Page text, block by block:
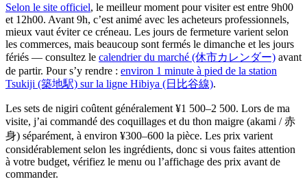
Selon le site officiel, le meilleur moment pour visiter est entre 9h00
et 12h00. Avant 9h, c’est animé avec les acheteurs professionnels,
mieux vaut éviter ce créneau. Les jours de fermeture varient selon
les commerces, mais beaucoup sont fermés le dimanche et les jours
fériés — consultez le calendrier du marché (休市カレンダー) avant
de partir. Pour s’y rendre : environ 1 minute à pied de la station
Tsukiji (築地駅) sur la ligne Hibiya (日比谷線).
Les sets de nigiri coûtent généralement ¥1 500–2 500. Lors de ma
visite, j’ai commandé des coquillages et du thon maigre (akami / 赤
身) séparément, à environ ¥300–600 la pièce. Les prix varient
considérablement selon les ingrédients, donc si vous faites attention
à votre budget, vérifiez le menu ou l’affichage des prix avant de
commander.